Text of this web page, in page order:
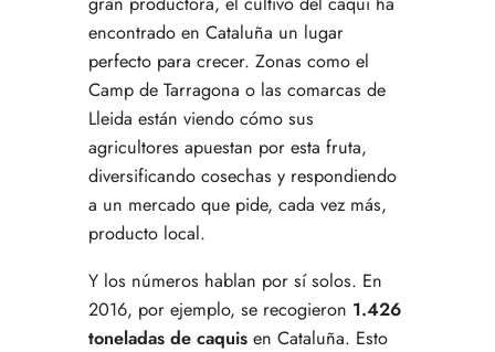
encontrado en Cataluña un lugar
perfecto para crecer. Zonas como el
Camp de Tarragona o las comarcas de
Lleida están viendo cómo sus
agricultores apuestan por esta fruta,
diversificando cosechas y respondiendo
a un mercado que pide, cada vez más,
producto local.
Y los números hablan por sí solos. En
2016, por ejemplo, se recogieron 1.426
toneladas de caquis en Cataluña. Esto